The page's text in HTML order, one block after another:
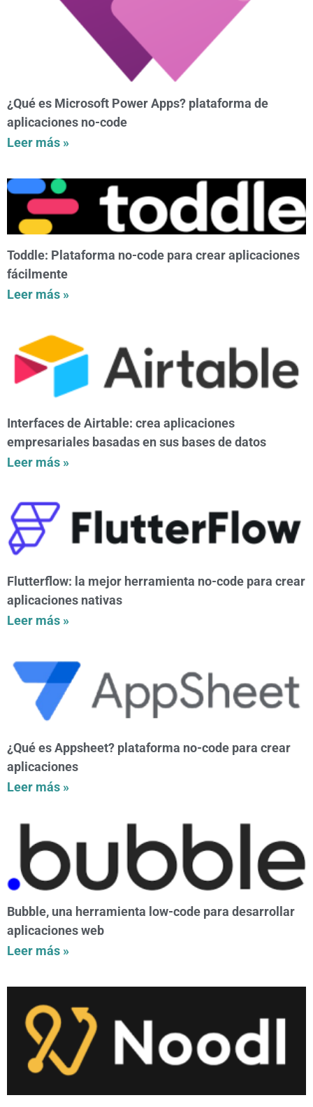
¿Qué es Microsoft Power Apps? plataforma de
aplicaciones no-code
Leer más »
Toddle: Plataforma no-code para crear aplicaciones
fácilmente
Leer más »
Interfaces de Airtable: crea aplicaciones
empresariales basadas en sus bases de datos
Leer más »
Flutterflow: la mejor herramienta no-code para crear
aplicaciones nativas
Leer más »
¿Qué es Appsheet? plataforma no-code para crear
aplicaciones
Leer más »
Bubble, una herramienta low-code para desarrollar
aplicaciones web
Leer más »